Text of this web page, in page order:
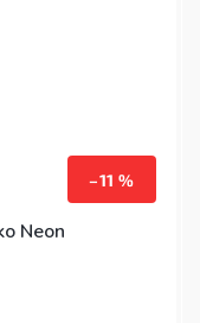
–11 %
Neon